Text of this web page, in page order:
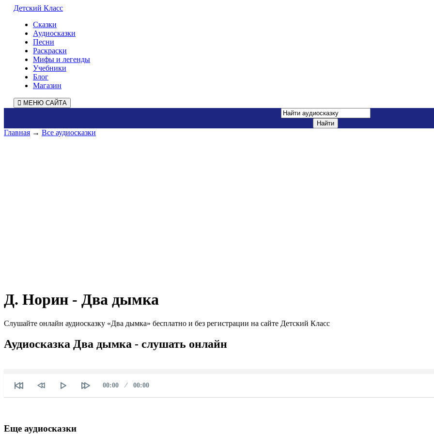
Детский Класс
Сказки
Аудиосказки
Песни
Раскраски
Мифы и легенды
Учебники
Блог
Магазин
МЕНЮ САЙТА
Главная → Все аудиосказки
Д. Норин - Два дымка
Слушайте онлайн аудиосказку «Два дымка» бесплатно и без регистрации на сайте Детский Класс
Аудиосказка Два дымка - слушать онлайн
Текущее
00:00 Продолжительность
00:00
Еще аудиосказки